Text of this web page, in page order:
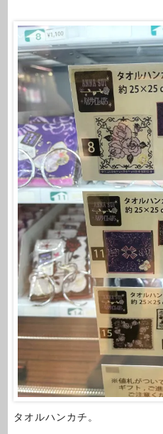
タオルハンカチ。